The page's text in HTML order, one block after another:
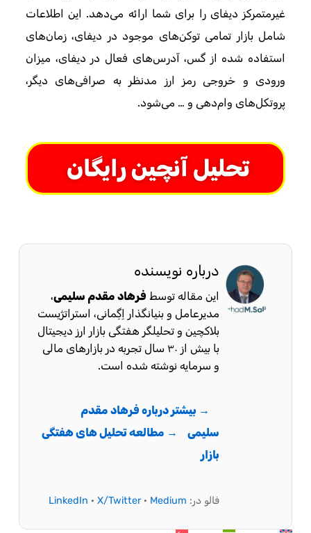
غیرمتمرکز دیفای را برای شما ارائه می‌دهد. این اطلاعات
شامل بازار تمامی توکن‌های موجود در دیفای، زمان‌های
استفاده شده از گس، آدرس‌های فعال در دیفای، میزان
ورودی و خروجی رمز ارز مدنظر به صرافی‌های دیگر،
پروتکل‌های وام‌دهی و … می‌شود.
تحلیل آنچین رایگان
درباره نویسنده
این مقاله توسط فرهاد مقدم سلیمی،
مدیرعامل و بنیانگذار اِگِمانی، استراتژیست
بلاکچین و تحلیلگر هفتگی بازار ارز دیجیتال
با بیش از ۳۰ سال تجربه در بازارهای مالی
و سرمایه نوشته شده است.
→ بیشتر درباره فرهاد مقدم
سلیمی
→ مطالعه تحلیل های هفتگی
بازار
فالو در: LinkedIn ·X/Twitter· Medium